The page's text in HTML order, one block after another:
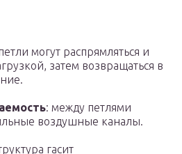
могут распрямляться и
затем возвращаться в
: между петлями
воздушные каналы.
гасит